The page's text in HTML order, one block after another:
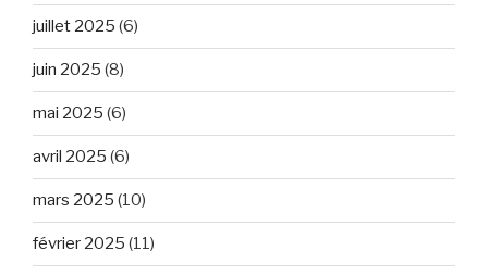
juillet 2025 (6)
juin 2025 (8)
mai 2025 (6)
avril 2025 (6)
mars 2025 (10)
février 2025 (11)